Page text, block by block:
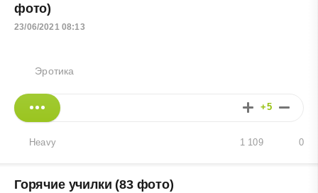
фото)
23/06/2021 08:13
Эротика
+5
Heavy 0
1 109
Горячие училки (83 фото)